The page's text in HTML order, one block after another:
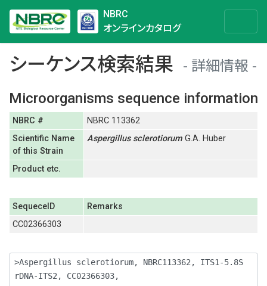
NBRC
オンラインカタログ
シーケンス検索結果
詳細情報
Microorganisms sequence information
NBRC #
NBRC 113362
Scientific Name
of this Strain
Aspergillus sclerotiorumG.A. Huber
Product etc.
SequeceID
Remarks
CC02366303